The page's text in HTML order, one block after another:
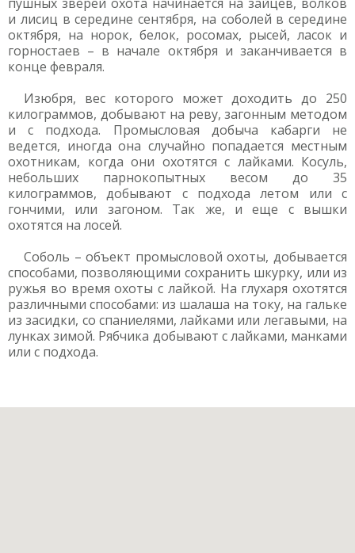
и лисиц в середине сентября, на соболей в середине
октября, на норок, белок, росомах, рысей, ласок и
горностаев – в начале октября и заканчивается в
конце февраля.
Изюбря, вес которого может доходить до 250
килограммов, добывают на реву, загонным методом
и с подхода. Промысловая добыча кабарги не
ведется, иногда она случайно попадается местным
охотникам, когда они охотятся с лайками. Косуль,
небольших парнокопытных весом до 35
килограммов, добывают с подхода летом или с
гончими, или загоном. Так же, и еще с вышки
охотятся на лосей.
Соболь – объект промысловой охоты, добывается
способами, позволяющими сохранить шкурку, или из
ружья во время охоты с лайкой. На глухаря охотятся
различными способами: из шалаша на току, на гальке
из засидки, со спаниелями, лайками или легавыми, на
лунках зимой. Рябчика добывают с лайками, манками
или с подхода.